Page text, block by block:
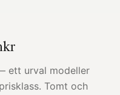
ett urval modeller
Tomt och